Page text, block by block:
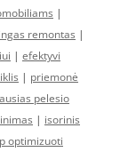
|
remontas |
| efektyvi
| priemonė
pelesio
| isorinis
optimizuoti